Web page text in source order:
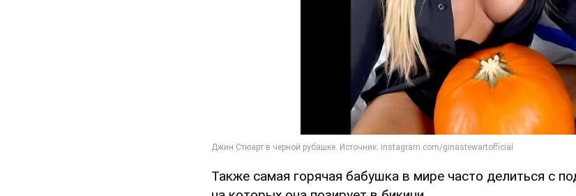
Также самая горячая бабушка в мире часто делиться с